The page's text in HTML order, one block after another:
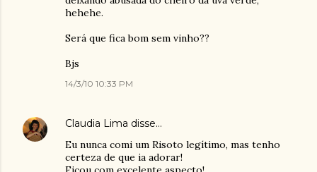
hehehe.
Será que fica bom sem vinho??
Bjs
14/3/10 10:33 PM
Claudia Lima disse…
Eu nunca comi um Risoto legítimo, mas tenho
certeza de que ia adorar!